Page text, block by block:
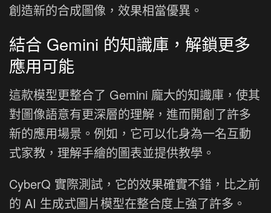
創造新的合成圖像，效果相當優異。
結合 Gemini 的知識庫，解鎖更多
應用可能
這款模型更整合了 Gemini 龐大的知識庫，使其
對圖像語意有更深層的理解，進而開創了許多
新的應用場景。例如，它可以化身為一名互動
式家教，理解手繪的圖表並提供教學。
CyberQ 實際測試，它的效果確實不錯，比之前
的 AI 生成式圖片模型在整合度上強了許多。